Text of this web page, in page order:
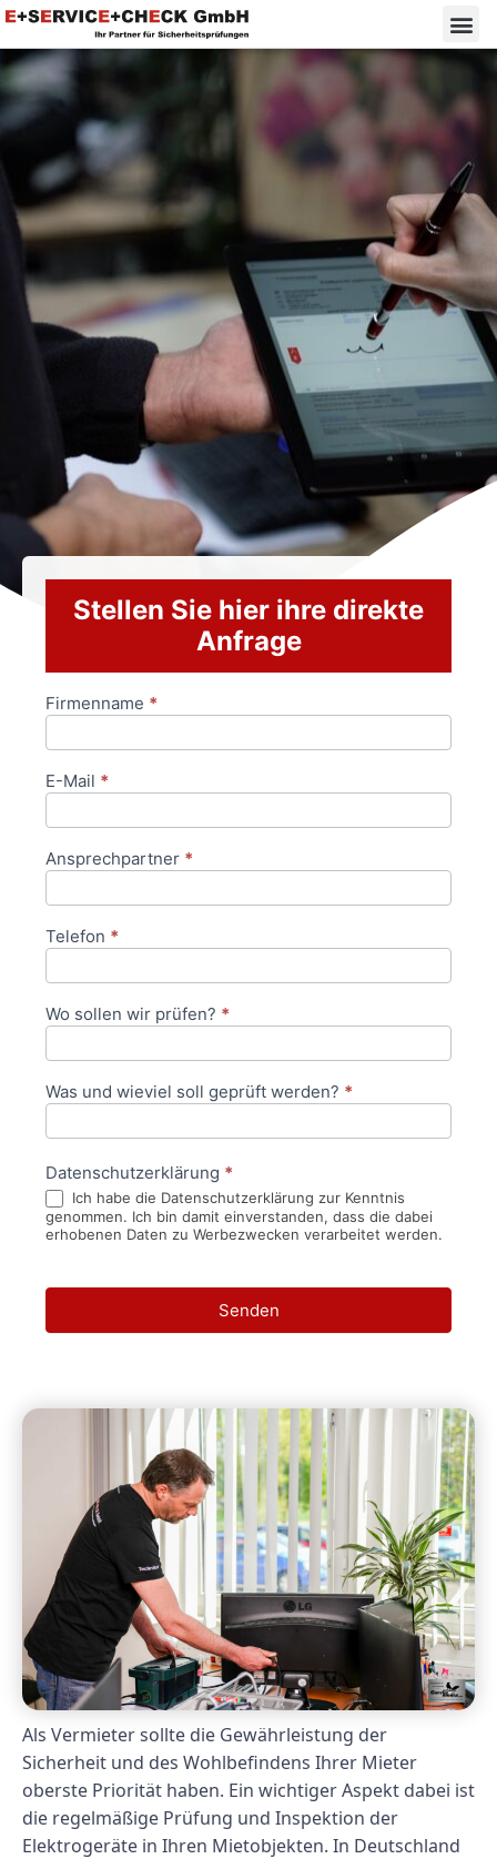
Stellen Sie hier ihre direkte
Anfrage
Anfrageformular
Firmenname *
E-Mail *
Ansprechpartner *
Telefon *
Wo sollen wir prüfen? *
Was und wieviel soll geprüft werden? *
Datenschutzerklärung *
Ich habe die Datenschutzerklärung zur Kenntnis
genommen. Ich bin damit einverstanden, dass die dabei
erhobenen Daten zu Werbezwecken verarbeitet werden.
Senden
Als Vermieter sollte die Gewährleistung der
Sicherheit und des Wohlbefindens Ihrer Mieter
oberste Priorität haben. Ein wichtiger Aspekt dabei ist
die regelmäßige Prüfung und Inspektion der
Elektrogeräte in Ihren Mietobjekten. In Deutschland